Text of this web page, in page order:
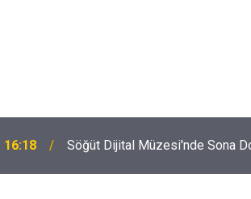
16:18 Söğüt Dijital Müzesi'nde Sona